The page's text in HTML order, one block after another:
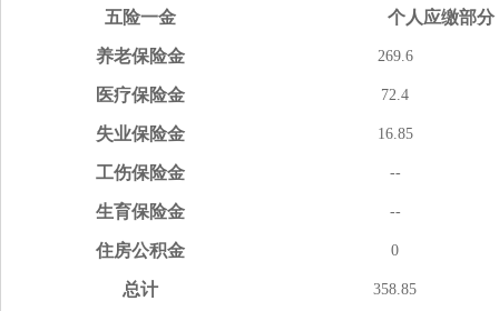
五险一金 个人应缴部分
养老保险金 269.6
医疗保险金 72.4
失业保险金 16.85
工伤保险金 --
生育保险金 --
住房公积金 0
总计 358.85